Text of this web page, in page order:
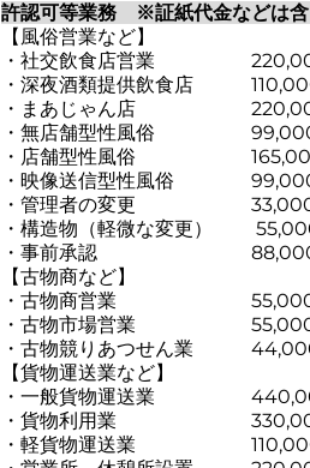
許認可等業務 ※証紙代金などは含
【風俗営業など】
・社交飲食店営業
・深夜酒類提供飲食店
・まあじゃん店
・無店舗型性風俗 99,000
・店舗型性風俗
・映像送信型性風俗 99,000
・管理者の変更 33,000
・構造物（軽微な変更）
・事前承認 88,000
【古物商など】
・古物商営業 55,000
・古物市場営業 55,000
・古物競りあつせん業
【貨物運送業など】
・一般貨物運送業
・貨物利用業
・軽貨物運送業